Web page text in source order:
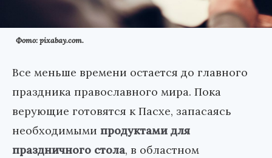
Фото: pixabay.com.
Все меньше времени остается до главного
праздника православного мира. Пока
верующие готовятся к Пасхе, запасаясь
необходимыми продуктами для
праздничного стола, в областном